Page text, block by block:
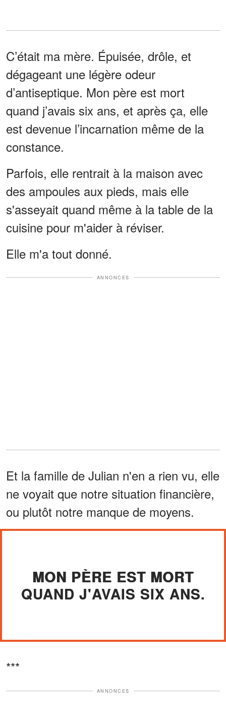
C’était ma mère. Épuisée, drôle, et
dégageant une légère odeur
d’antiseptique. Mon père est mort
quand j’avais six ans, et après ça, elle
est devenue l’incarnation même de la
constance.
Parfois, elle rentrait à la maison avec
des ampoules aux pieds, mais elle
s'asseyait quand même à la table de la
cuisine pour m'aider à réviser.
Elle m'a tout donné.
ANNONCES
Et la famille de Julian n'en a rien vu, elle
ne voyait que notre situation financière,
ou plutôt notre manque de moyens.
MON PÈRE EST MORT
QUAND J'AVAIS SIX ANS.
***
ANNONCES